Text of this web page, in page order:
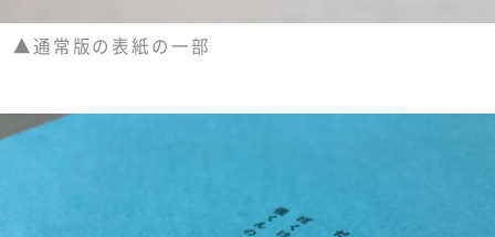
WEBショップ
▲通常版の表紙の一部